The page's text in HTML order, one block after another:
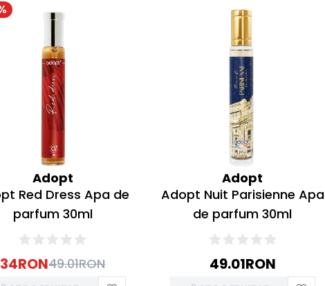
Adopt
Red Dress Apa de
parfum 30ml
34RON49.01RON
Adopt
Adopt Nuit Parisienne Apa
de parfum 30ml
49.01RON